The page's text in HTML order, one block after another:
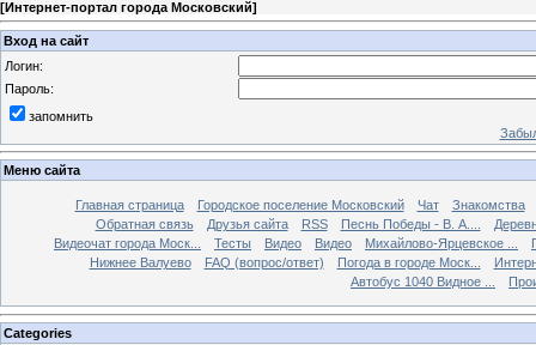
[Интернет-портал города Московский]
Вход на сайт
Логин:
Пароль:
запомнить
Меню сайта
Главная страница Городское поселение Московский Чат
Знакомства
Обратная связь
Друзья сайта RSS Песнь Победы - В. А....
Видеочат города Моск...
Тесты Видео Видео Михайлово-Ярцевское ...
Нижнее Валуево
FAQ (вопрос/ответ) Погода в городе Моск...
Автобус 1040 Видное ...
Categories